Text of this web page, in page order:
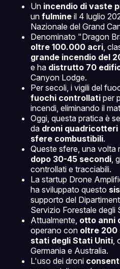
Un incendio di vaste
un fulmine il 4 luglio
Nazionale del Grand
Denominato "Dragon
oltre 100.000 acri ,
grande incendio del
e ha distrutto 70
Canyon Lodge.
Per secoli, i vigili del
fuochi controllati per
incendi, eliminando il
Oggi, questa pratica è
da droni quadricotteri
sfere combustibili.
Queste sfere, una volta
dopo 30-45 secondi ,
controllati e tracciabili.
La startup Drone
ha sviluppato questo
supporto del
Servizio Forestale degli
Attualmente, otto anni
operano con oltre 200
stati degli Stati Uniti
Germania e Australia.
L'uso dei droni